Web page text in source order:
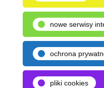
nowe serwisy
ochrona
pliki cookies